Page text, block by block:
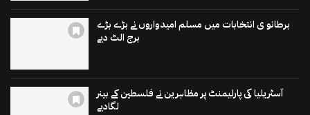
برطانو ی انتخابات میں مسلم امیدواروں نے بڑے بڑے
برج الٹ دیے
آسٹریلیا کی پارلیمنٹ پر مظاہرین نے فلسطین کے بینر
لگادیے